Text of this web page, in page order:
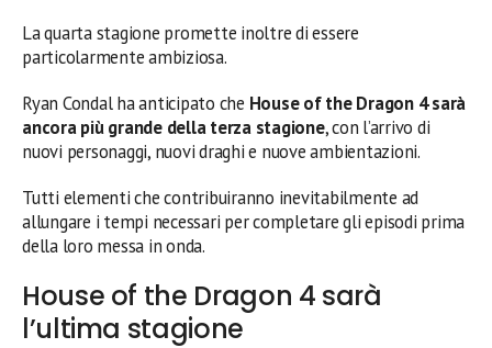
La quarta stagione promette inoltre di essere
particolarmente ambiziosa.
Ryan Condal ha anticipato che House of the Dragon 4 sarà
ancora più grande della terza stagione, con l’arrivo di
nuovi personaggi, nuovi draghi e nuove ambientazioni.
Tutti elementi che contribuiranno inevitabilmente ad
allungare i tempi necessari per completare gli episodi prima
della loro messa in onda.
House of the Dragon 4 sarà
l’ultima stagione